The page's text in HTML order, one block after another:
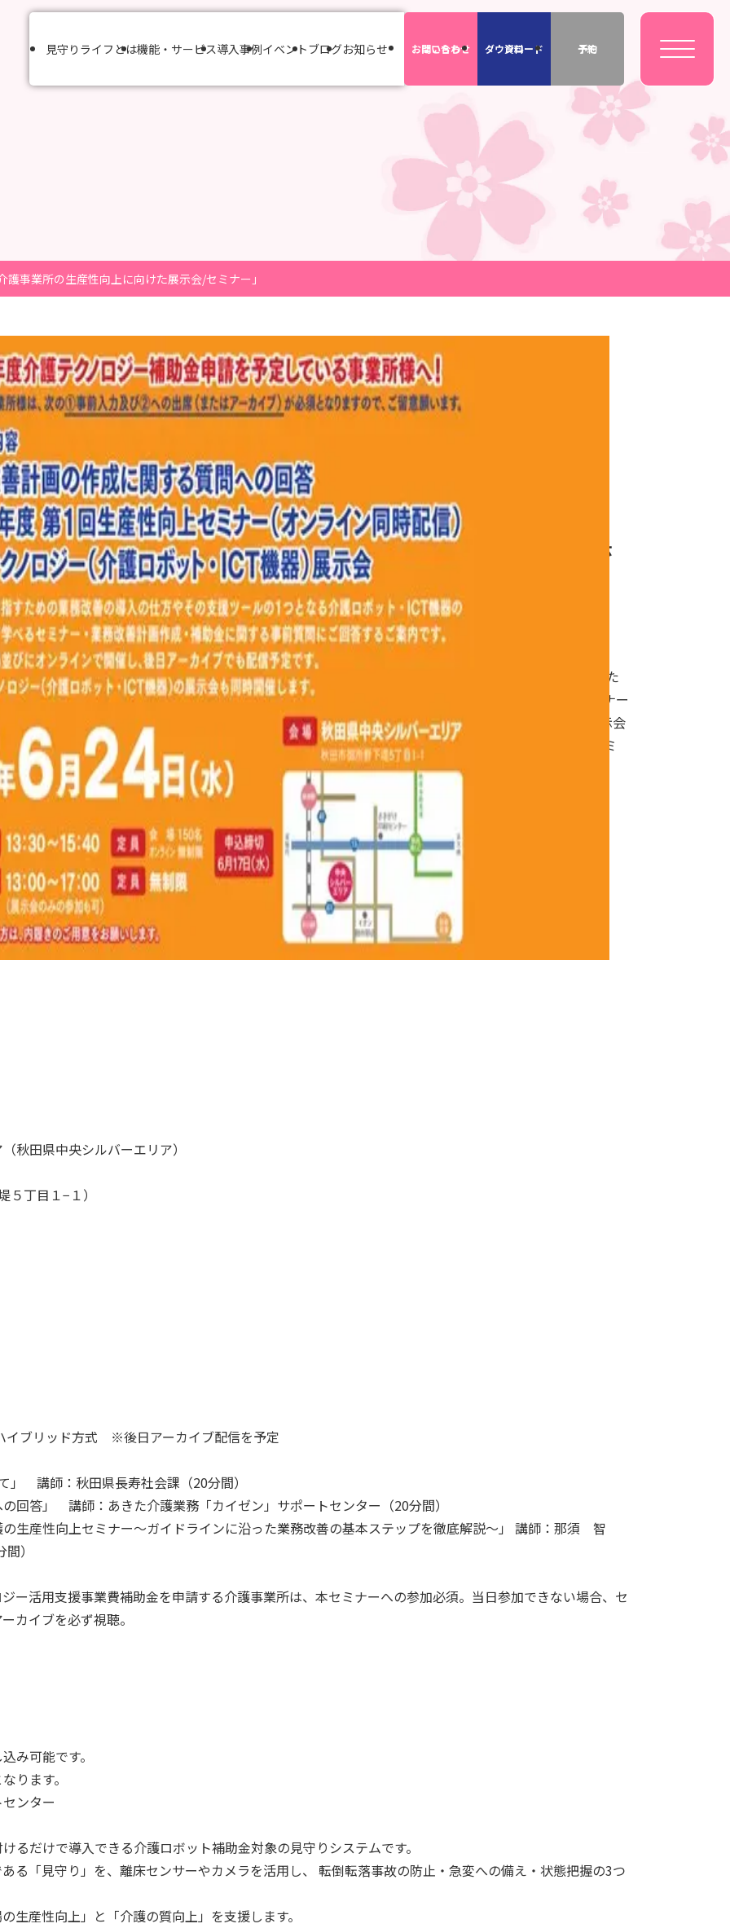
見守りライフとは機能・サービス導入事例イベントブログお知らせ お問い合わせ
はこちら 資料
ダウンロード デモ
予約
護事業所の生産性向上に向けた展示会/セミナー」
イベント
秋田県「介護事業所の生産性向上に向けた展示
会/セミナー」
開催日時：2026年6月24日（水）13:00〜
17:00
秋田県では、介護事業所における生産性の向上や業務改善を支援するた
め、令和８年６月24日(水曜日)にセミナーを開催します。また、セミナー
に合わせて、介護ロボットやICT機器といった介護テクノロジーの展示会
も開催します。介護事業所の皆さま、ぜひご参加ください。なお、セミ
ナーおよび展示会の参加には事前申し込みが必要です。
田県中央シルバーエリア）
丁目１−１）
ブリッド方式 ※後日アーカイブ配信を予定
」 講師：秋田県長寿社会課（20分間）
回答」 講師：あきた介護業務「カイゼン」サポートセンター（20分間）
生産性向上セミナー～ガイドラインに沿った業務改善の基本ステップを徹底解説～」 講師：那須 智
）
ー活用支援事業費補助金を申請する介護事業所は、本セミナーへの参加必須。当日参加できない場合、セ
カイブを必ず視聴。
可能です。
ります。
ンター
るだけで導入できる介護ロボット補助金対象の見守りシステムです。
る「見守り」を、離床センサーやカメラを活用し、 転倒転落事故の防止・急変への備え・状態把握の3つ
生産性向上」と「介護の質向上」を支援します。